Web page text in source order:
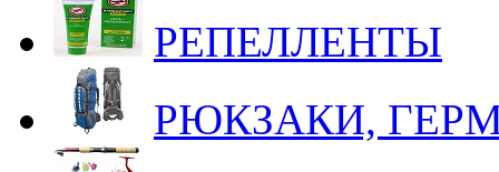
РЕПЕЛЛЕНТЫ
РЮКЗАКИ,